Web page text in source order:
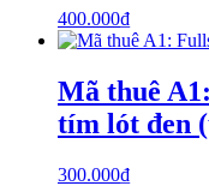
400.000₫
Mã thuê
tím lót đen
300.000₫